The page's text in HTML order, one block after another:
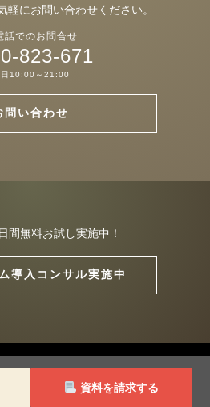
無料資料請求
資料を請求する
軽にお問い合わせください。
話でのお問合せ
823-671
日10:00～21:00
問い合わせ
間無料お試し実施中！
導入コンサル実施中
reCAPTCHA and the GooglePrivacy